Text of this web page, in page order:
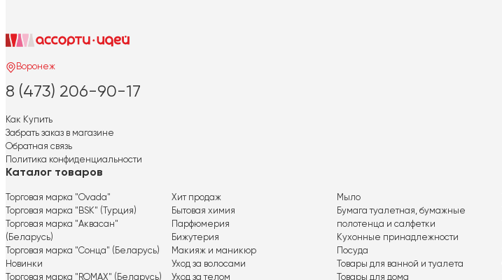
Воронеж
8 (473) 206-90-17
Как Купить
Забрать заказ в магазине
Обратная связь
Политика конфиденциальности
Каталог товаров
Торговая марка "Ovada"
Торговая марка "BSK" (Турция)
Торговая марка "Аквасан"
(Беларусь)
Торговая марка "Сонца" (Беларусь)
Новинки
Торговая марка "ROMAX" (Беларусь)
Хит продаж
Бытовая химия
Парфюмерия
Бижутерия
Макияж и маникюр
Уход за волосами
Уход за телом
Мыло
Бумага туалетная, бумажные
полотенца и салфетки
Кухонные принадлежности
Посуда
Товары для ванной и туалета
Товары для дома